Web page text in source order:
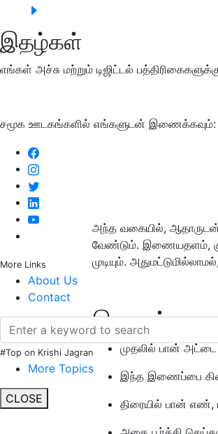
இதழ்கள்
எங்கள் அச்சு மற்றும் டிஜிட்டல்
சமூக ஊடகங்களில் எங்களுடன் இணைக்கவும்:
More Links
About Us
Contact
#Top on Krishi Jagran
More Topics
CLOSE
அந்த வகையில்,
வேண்டும். இணையதளம்,
முடியும்.
இணைப்பது
முதலில் பான்
இந்த இணைப்பை
திரையில் பான் எண்,